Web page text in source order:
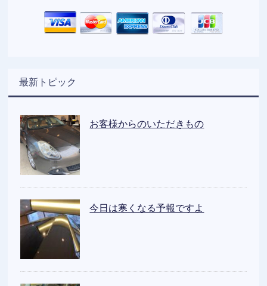
最新トピック
お客様からのいただきもの
今日は寒くなる予報ですよ